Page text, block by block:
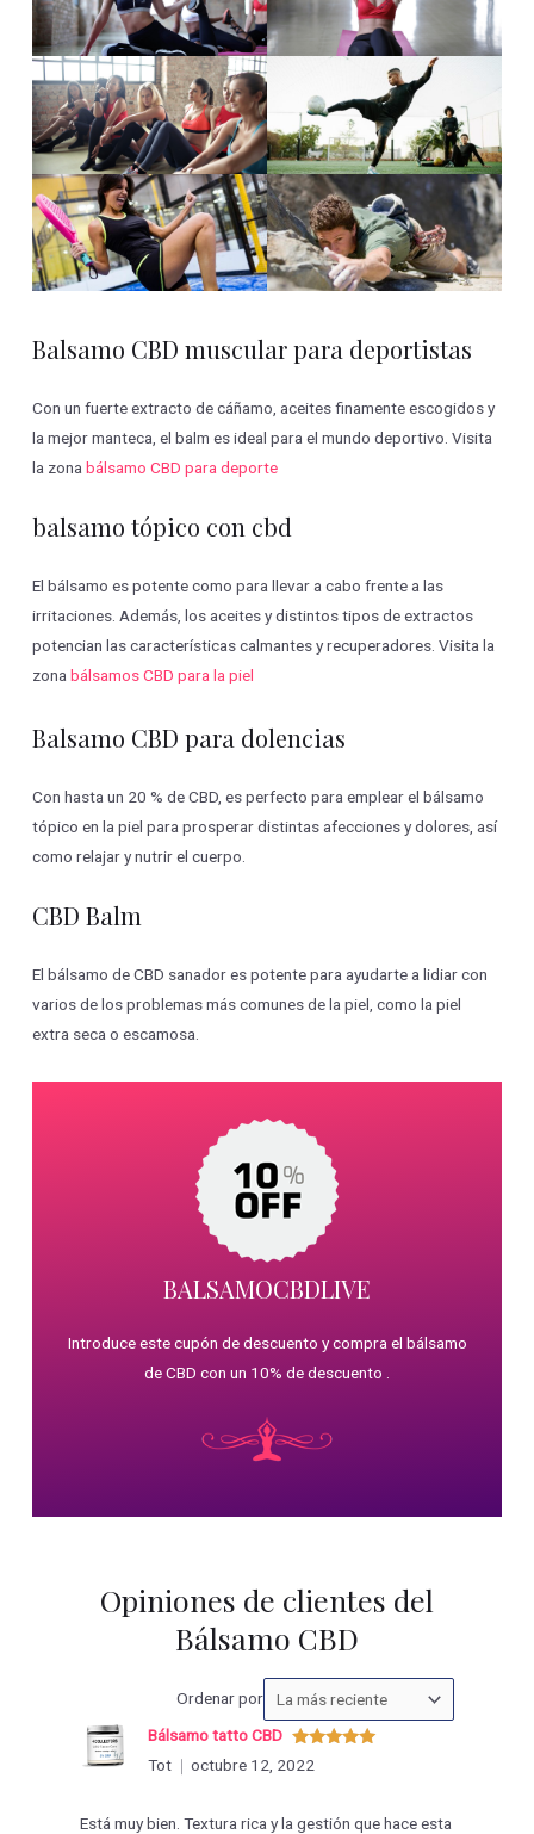
Balsamo CBD muscular para deportistas
Con un fuerte extracto de cáñamo, aceites finamente escogidos y
la mejor manteca, el balm es ideal para el mundo deportivo. Visita
la zonabálsamo CBD para deporte
balsamo tópico con cbd
El bálsamo es potente como para llevar a cabo frente a las
irritaciones. Además, los aceites y distintos tipos de extractos
potencian las características calmantes y recuperadores. Visita la
zonabálsamos CBD para la piel
Balsamo CBD para dolencias
Con hasta un 20 % de CBD, es perfecto para emplear el bálsamo
tópico en la piel para prosperar distintas afecciones y dolores, así
como relajar y nutrir el cuerpo.
CBD Balm
El bálsamo de CBD sanador es potente para ayudarte a lidiar con
varios de los problemas más comunes de la piel, como la piel
extra seca o escamosa.
BALSAMOCBDLIVE
Introduce este cupón de descuento y compra el bálsamo
de CBD con un 10% de descuento .
Opiniones de clientes del
Bálsamo CBD
Ordenar porOrdenar
las
Valorado
con
Bálsamo tatto CBD
Tot
octubre 12, 2022
Está muy bien. Textura rica y la gestión que hace esta